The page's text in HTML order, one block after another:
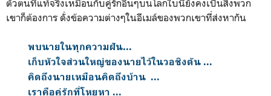
ตัวตนที่แท้จริงเหมือนกับคู่รักอื่นๆบนโลกใบนี้ยังคงเป็นสิ่งพวก
เขาก็ต้องการ ดั่งข้อความต่างๆในอีเมล์ของพวกเขาที่ส่งหากัน
พบนายในทุกความฝัน...
เก็บหัวใจส่วนใหญ่ของนายไว้ในวอชิงตัน ...
คิดถึงนายเหมือนคิดถึงบ้าน ...
เราคือคู่รักที่โหยหา ...